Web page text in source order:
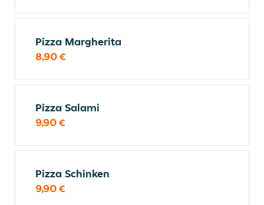
Pizza Margherita
8,90 €
Pizza Salami
9,90 €
Pizza Schinken
9,90 €